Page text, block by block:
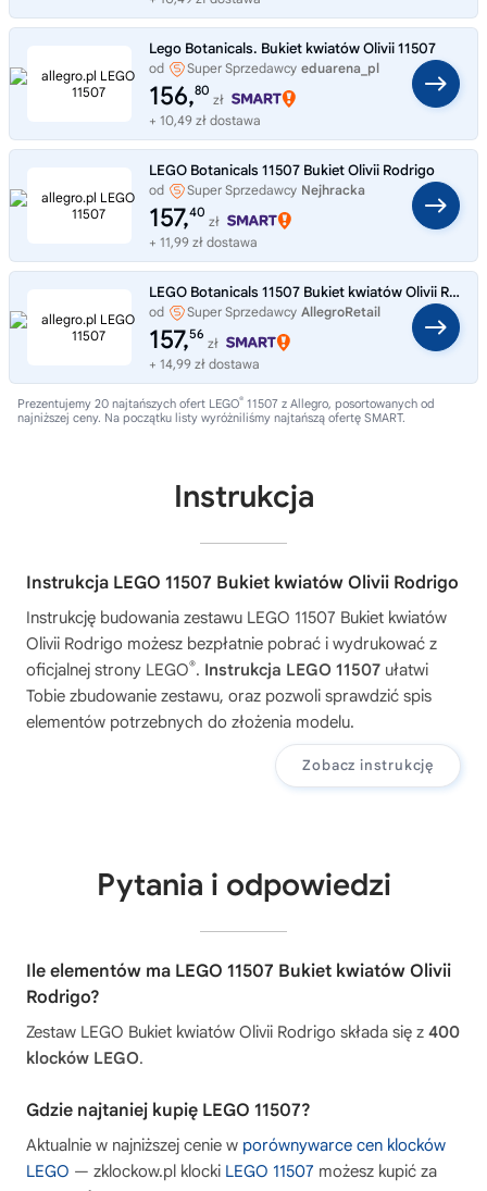
Lego Botanicals. Bukiet kwiatów Olivii 11507
od Super Sprzedawcy eduarena_pl
156,80
zł
+ 10,49 zł dostawa
LEGO Botanicals 11507 Bukiet Olivii Rodrigo
od Super Sprzedawcy Nejhracka
157,40
zł
+ 11,99 zł dostawa
LEGO Botanicals 11507 Bukiet kwiatów Olivii Rodrigo
od Super Sprzedawcy AllegroRetail
157,56
zł
+ 14,99 zł dostawa
Prezentujemy 20 najtańszych ofert LEGO® 11507 z Allegro, posortowanych od
najniższej ceny. Na początku listy wyróżniliśmy najtańszą ofertę SMART.
Instrukcja
Instrukcja LEGO 11507 Bukiet kwiatów Olivii Rodrigo
Instrukcję budowania zestawu LEGO 11507 Bukiet kwiatów
Olivii Rodrigo możesz bezpłatnie pobrać i wydrukować z
oficjalnej strony LEGO®. Instrukcja LEGO 11507 ułatwi
Tobie zbudowanie zestawu, oraz pozwoli sprawdzić spis
elementów potrzebnych do złożenia modelu.
Zobacz instrukcję
Pytania i odpowiedzi
Ile elementów ma LEGO 11507 Bukiet kwiatów Olivii
Rodrigo?
Zestaw LEGO Bukiet kwiatów Olivii Rodrigo składa się z 400
klocków LEGO.
Gdzie najtaniej kupię LEGO 11507?
Aktualnie w najniższej cenie w porównywarce cen klocków
LEGO — zklockow.pl klocki LEGO 11507 możesz kupić za